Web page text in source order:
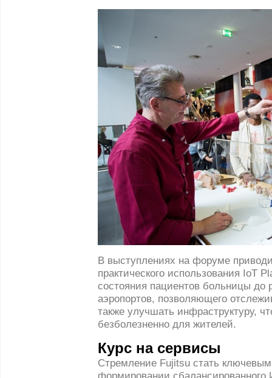
В выступлениях на форуме
практического использования IoT
состояния пациентов больницы до
аэропортов, позволяющего
также улучшать инфраструктуру,
безболезненно для жителей.
Курс на сервисы
Стремление Fujitsu стать